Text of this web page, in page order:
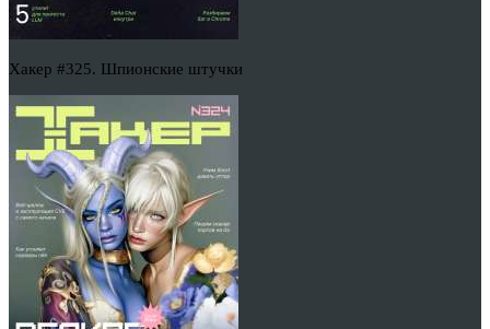
Хакер #325. Шпионские штучки